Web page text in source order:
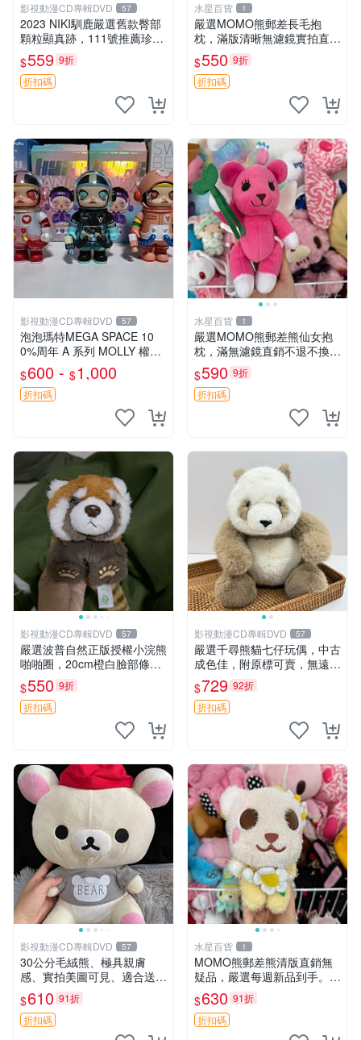
影視動漫CD專輯DVD 57
2023 NIKI馴鹿嚴選舊款臀部
顆粒顯真跡，111號推薦珍藏
品 馴鹿 舊款 尾巴顆粒
$559 9折
折扣碼
水星百貨 1
嚴選MOMO熊郵差長毛抱
枕，滿版清晰無濾鏡實拍直
銷。每周新品到貨，不容錯
過！ 郵差熊 長毛 抱枕
$550 9折
折扣碼
影視動漫CD專輯DVD 57
泡泡瑪特MEGA SPACE 10
0%周年 A 系列 MOLLY 權威
隱藏款 嚴選薄荷巧克力色 80
年代風味 權威推薦 合適收藏
$600 - $1,000
折扣碼
水星百貨 1
嚴選MOMO熊郵差熊仙女抱
枕，滿無濾鏡直銷不退不換
經典造型可愛必備 紅薯啵啵
間抱枕 抱枕 時尚
$590 9折
折扣碼
影視動漫CD專輯DVD 57
嚴選波普自然正版授權小浣熊
啪啪圈，20cm橙白臉部條紋
清晰，毛絨超萌贈品推薦。
小浣熊 波普 圈環
$550 9折
折扣碼
影視動漫CD專輯DVD 57
嚴選千尋熊貓七仔玩偶，中古
成色佳，附原標可賣，無遠方
一手送第二天即達 中古玩偶
熊貓七仔 千尋
$729 92折
折扣碼
影視動漫CD專輯DVD 57
30公分毛絨熊、極具親膚
感、實拍美圖可見、適合送禮
收藏 毛絨熊 送禮 熊抱
$610 91折
折扣碼
水星百貨 1
MOMO熊郵差熊清版直銷無
疑品，嚴選每週新品到手。紅
薯啵啵鮮果間 郵差熊 清版 紅
薯啵啵間
$630 91折
折扣碼